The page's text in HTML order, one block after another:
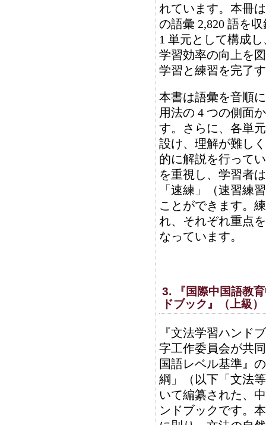
れています。本冊
の語彙 2,820 語を
1 単元として構成
学習効率の向上を
学習と練習を完了
本書は語彙を音順
用法の 4 つの側面
す。さらに、各単
設け、理解が難し
的に解説を行って
を重視し、学習者
「速練」（速習練
ことができます。
れ、それぞれ重点
なっています。
3. 『国際中国語教
ドブック』（上級）
『文法学習ハンド
字工作委員会が共
国語レベル基準』
綱」（以下「文法
いて編纂された、
ンドブックです。